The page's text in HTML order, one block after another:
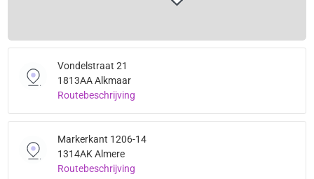
Vondelstraat 21
1813AA Alkmaar
Routebeschrijving
Markerkant 1206-14
1314AK Almere
Routebeschrijving